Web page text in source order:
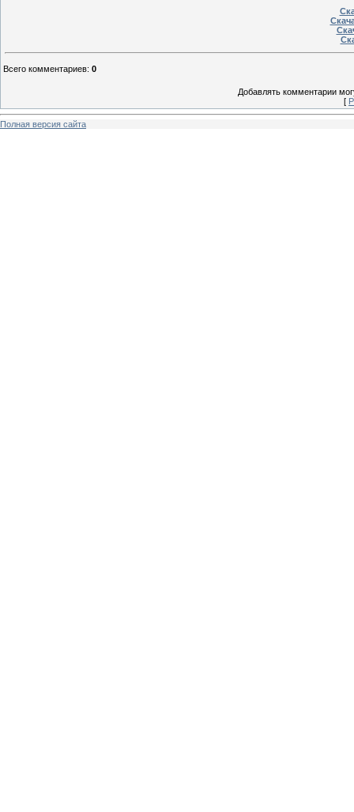
Всего комментариев: 0
Добавлять комментарии
[
Полная версия сайта